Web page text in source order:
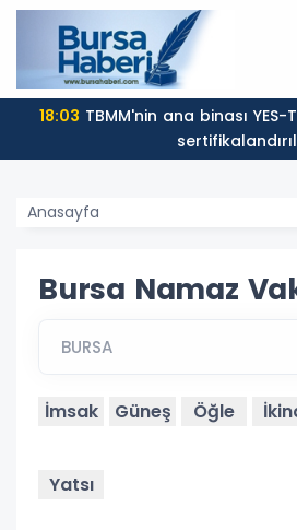
18:03
Anasayfa
Bursa Namaz
İmsak Güneş Öğle
Yatsı